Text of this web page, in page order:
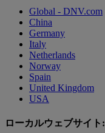
Global - DNV.com
China
Germany
Italy
Netherlands
Norway
Spain
United Kingdom
USA
ローカルウェブサイト: